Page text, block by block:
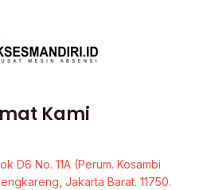
Kami
D6 No. 11A (Perum. Kosambi
Jakarta Barat. 11750.